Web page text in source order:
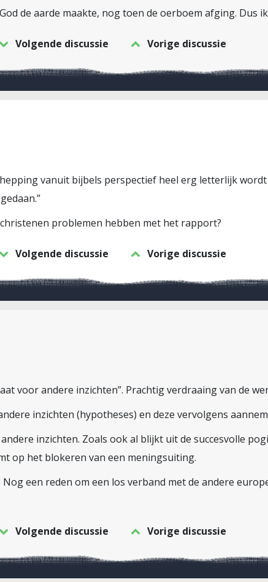
de aarde maakte, nog toen de oerboem afging. Dus
Volgende discussie Vorige discussie
vanuit bijbels perspectief heel erg letterlijk
problemen hebben met het rapport?
Volgende discussie Vorige discussie
voor andere inzichten”. Prachtig verdraaing van de
inzichten (hypotheses) en deze vervolgens
inzichten. Zoals ook al blijkt uit de succesvolle
op het blokeren van een meningsuiting.
een reden om een los verband met de andere
Volgende discussie Vorige discussie